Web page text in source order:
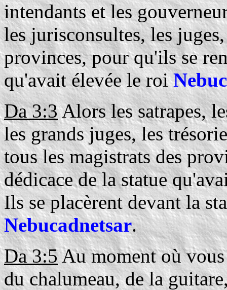
intendants et les
les jurisconsultes, les
provinces, pour qu'ils se
qu'avait élevée le roi
Da 3:3Alors les satrapes,
les grands juges, les
tous les magistrats des
dédicace de la statue
Ils se placèrent devant la
Nebucadnetsar.
Da 3:5Au moment où vous
du chalumeau, de la